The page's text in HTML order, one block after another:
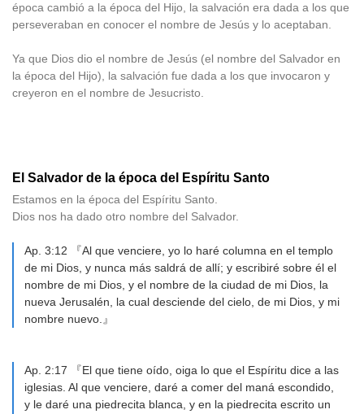
época cambió a la época del Hijo, la salvación era dada a los que
perseveraban en conocer el nombre de Jesús y lo aceptaban.
Ya que Dios dio el nombre de Jesús (el nombre del Salvador en
la época del Hijo), la salvación fue dada a los que invocaron y
creyeron en el nombre de Jesucristo.
El Salvador de la época del Espíritu Santo
Estamos en la época del Espíritu Santo.
Dios nos ha dado otro nombre del Salvador.
Ap. 3:12 『Al que venciere, yo lo haré columna en el templo
de mi Dios, y nunca más saldrá de allí; y escribiré sobre él el
nombre de mi Dios, y el nombre de la ciudad de mi Dios, la
nueva Jerusalén, la cual desciende del cielo, de mi Dios, y mi
nombre nuevo.』
Ap. 2:17 『El que tiene oído, oiga lo que el Espíritu dice a las
iglesias. Al que venciere, daré a comer del maná escondido,
y le daré una piedrecita blanca, y en la piedrecita escrito un